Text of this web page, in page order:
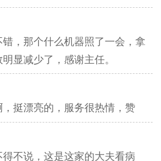
错，那个什么机器照了一会，拿
显减少了，感谢主任。
挺漂亮的，服务很热情，赞
得不说，这是这家的大夫看病